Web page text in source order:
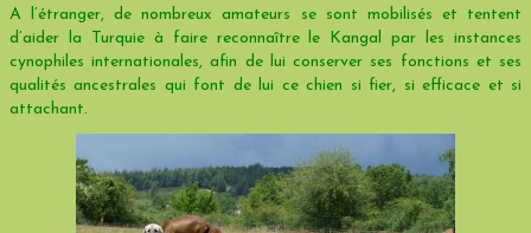
A l’étranger, de nombreux amateurs se sont mobilisés et tentent
d’aider la Turquie à faire reconnaître le Kangal par les instances
cynophiles internationales, afin de lui conserver ses fonctions et ses
qualités ancestrales qui font de lui ce chien si fier, si efficace et si
attachant.